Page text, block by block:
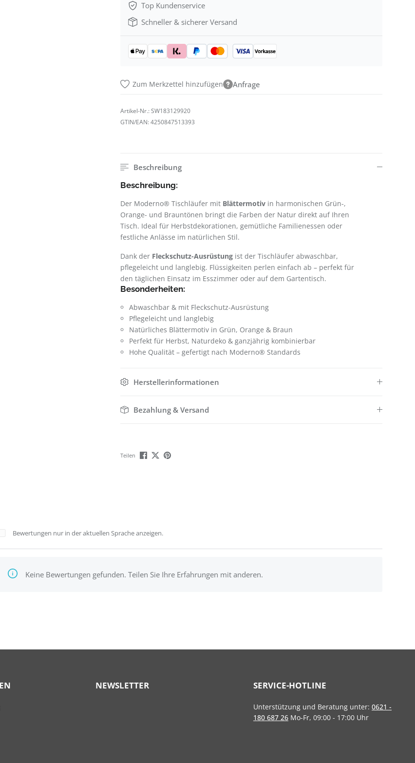
Top Kundenservice
Schneller & sicherer Versand
Zum Merkzettel hinzufügen Anfrage
Artikel-Nr.: SW183129920
GTIN/EAN: 4250847513393
Beschreibung
Beschreibung:
Der Moderno® Tischläufer mit Blättermotiv in harmonischen Grün-,
Orange- und Brauntönen bringt die Farben der Natur direkt auf Ihren
Tisch. Ideal für Herbstdekorationen, gemütliche Familienessen oder
festliche Anlässe im natürlichen Stil.
Dank der Fleckschutz-Ausrüstung ist der Tischläufer abwaschbar,
pflegeleicht und langlebig. Flüssigkeiten perlen einfach ab – perfekt für
den täglichen Einsatz im Esszimmer oder auf dem Gartentisch.
Besonderheiten:
Abwaschbar & mit Fleckschutz-Ausrüstung
Pflegeleicht und langlebig
Natürliches Blättermotiv in Grün, Orange & Braun
Perfekt für Herbst, Naturdeko & ganzjährig kombinierbar
Hohe Qualität – gefertigt nach Moderno® Standards
Herstellerinformationen
Bezahlung & Versand
Teilen
Bewertungen nur in der aktuellen Sprache anzeigen.
Keine Bewertungen gefunden. Teilen Sie Ihre Erfahrungen mit anderen.
NEWSLETTER SERVICE-HOTLINE
Unterstützung und Beratung unter: 0621 -
180 687 26 Mo-Fr, 09:00 - 17:00 Uhr